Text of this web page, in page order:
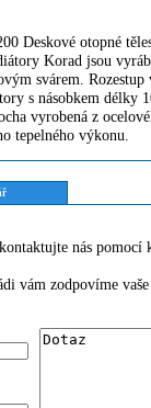
Deskové otopné
Korad jsou
svárem.
s násobkem
vyrobená z
tepelného výkonu.
nás
vám zodpovíme